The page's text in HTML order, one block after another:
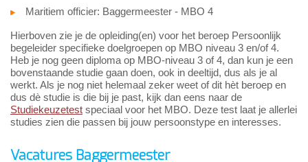
Maritiem officier: Baggermeester - MBO 4
Hierboven zie je de opleiding(en) voor het beroep Persoonlijk
begeleider specifieke doelgroepen op MBO niveau 3 en/of 4.
Heb je nog geen diploma op MBO-niveau 3 of 4, dan kun je een
bovenstaande studie gaan doen, ook in deeltijd, dus als je al
werkt. Als je nog niet helemaal zeker weet of dit hèt beroep en
dus dè studie is die bij je past, kijk dan eens naar de
Studiekeuzetest speciaal voor het MBO. Deze test laat je allerlei
studies zien die passen bij jouw persoonstype en interesses.
Vacatures Baggermeester